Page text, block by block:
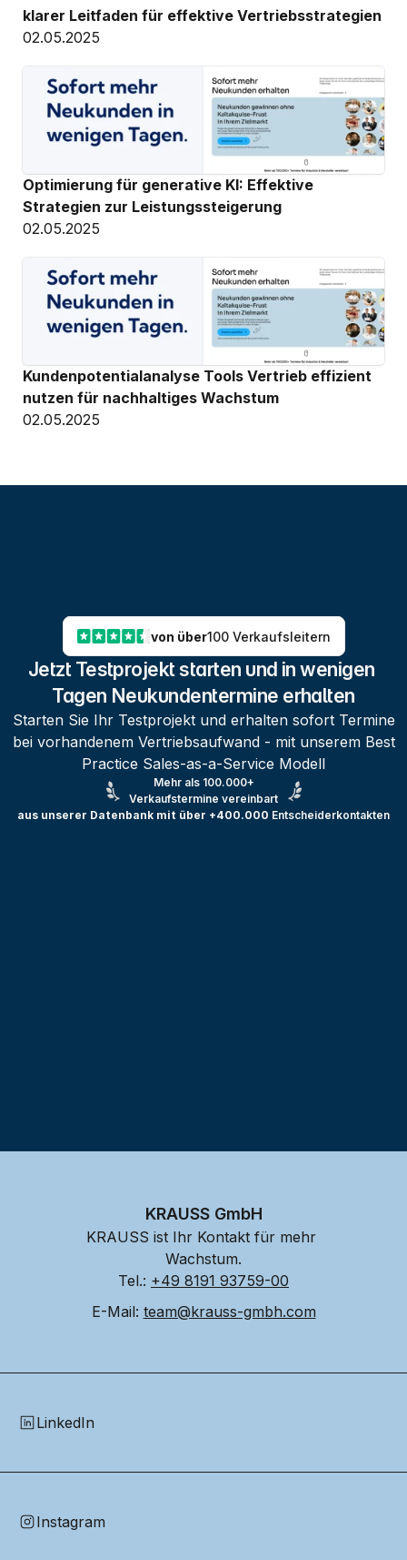
klarer Leitfaden für effektive Vertriebsstrategien
02.05.2025
Optimierung für generative KI: Effektive
Strategien zur Leistungssteigerung
02.05.2025
Kundenpotentialanalyse Tools Vertrieb effizient
nutzen für nachhaltiges Wachstum
02.05.2025
von über100 Verkaufsleitern
Jetzt Testprojekt starten und in wenigen
Tagen Neukundentermine erhalten
Starten Sie Ihr Testprojekt und erhalten sofort Termine
bei vorhandenem Vertriebsaufwand - mit unserem Best
Practice Sales-as-a-Service Modell
Mehr als 100.000+
Verkaufstermine vereinbart
aus unserer Datenbank mit über +400.000 Entscheiderkontakten
KRAUSS GmbH
KRAUSS ist Ihr Kontakt für mehr
Wachstum.
Tel.: +49 8191 93759-00
E-Mail: team@krauss-gmbh.com
LinkedIn
Instagram